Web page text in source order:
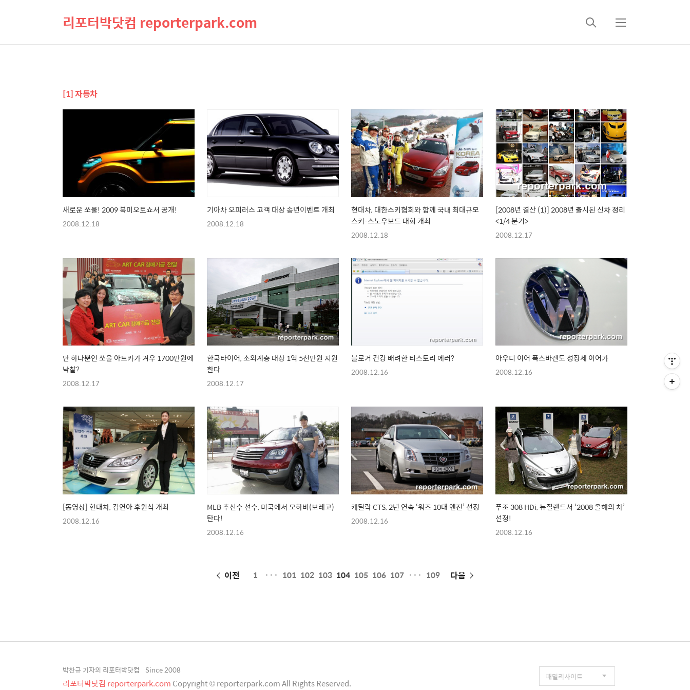
리포터박닷컴 reporterpark.com
검
메
[1] 자동차
새로운 쏘울! 2009 북미오토쇼서 공개!
2008.12.18
기아차 오피러스 고객 대상 송년이벤트 개최
2008.12.18
현대차, 대한스키협회와 함께 국내 최대규모
스키-스노우보드 대회 개최
2008.12.18
[2008년 결산 (1)] 2008년 출시된 신차 정리
<1/4 분기>
2008.12.17
단 하나뿐인 쏘울 아트카가 겨우 1700만원에
낙찰?
2008.12.17
한국타이어, 소외계층 대상 1억 5천만원 지원
한다
2008.12.17
블로거 건강 배려한 티스토리 에러?
2008.12.16
아우디 이어 폭스바겐도 성장세 이어가
2008.12.16
[동영상] 현대차, 김연아 후원식 개최
2008.12.16
MLB 추신수 선수, 미국에서 모하비(보레고)
탄다!
2008.12.16
캐딜락 CTS, 2년 연속 ‘워즈 10대 엔진’ 선정
2008.12.16
푸조 308 HDi, 뉴질랜드서 ‘2008 올해의 차’
선정!
2008.12.16
페
이전 1 ··· 101 102 103 104 105 106 107 ··· 109 다음
박찬규 기자의 리포터박닷컴 Since 2008
리포터박닷컴 reporterpark.com Copyright © reporterpark.com All Rights Reserved.